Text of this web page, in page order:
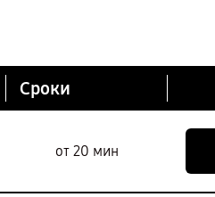
Сроки
от 20 мин